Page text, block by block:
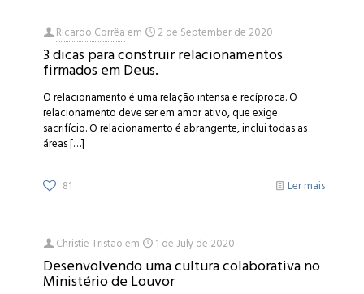
Ricardo Corrêaem 2 de September de 2020
3 dicas para construir relacionamentos
firmados em Deus.
O relacionamento é uma relação intensa e recíproca. O
relacionamento deve ser em amor ativo, que exige
sacrifício. O relacionamento é abrangente, inclui todas as
áreas[…]
81 Ler mais
Christie Tristãoem 1 de July de 2020
Desenvolvendo uma cultura colaborativa no
Ministério de Louvor